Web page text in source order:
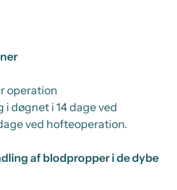
operation
i døgnet i 14 dage ved
ved hofteoperation.
af blodpropper i de dybe